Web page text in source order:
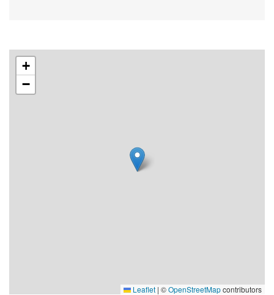
entrén Insläpp: 18:00 Slut: 01:00 MER INFO
KOMMER 18:30-19:30 70-talet 19:30-20:30 80-
talet 20:30-21:00 Elin Saanum LIVE 21:00-22:00
90-talet 22:00-23:00 00-talet 23:00-00:00 10-talet
+
−
Leaflet | ©OpenStreetMapcontributors